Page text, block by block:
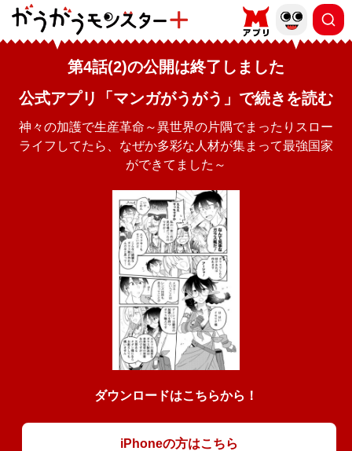
第4話(2)の公開は終了しました
公式アプリ「マンガがうがう」で続きを読む
神々の加護で生産革命～異世界の片隅でまったりスロー
ライフしてたら、なぜか多彩な人材が集まって最強国家
ができてました～
ダウンロードはこちらから！
iPhoneの方はこちら